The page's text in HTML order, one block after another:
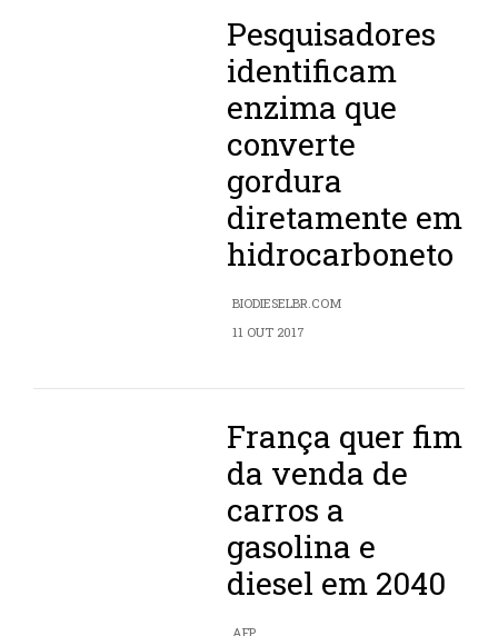
Pesquisadores
identificam
enzima que
converte
gordura
diretamente em
hidrocarboneto
BIODIESELBR.COM
11 OUT 2017
França quer fim
da venda de
carros a
gasolina e
diesel em 2040
AFP